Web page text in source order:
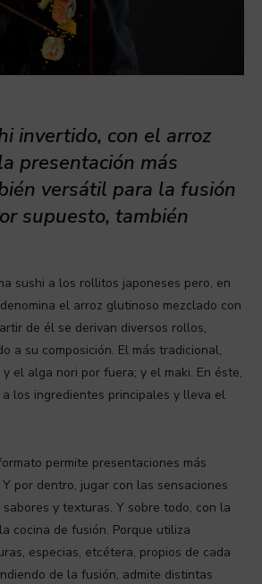
invertido, con el arroz
presentación más
versátil para la fusión
supuesto, también
sushi a los rollitos japoneses pero, en
el arroz glutinoso mezclado con
de él se derivan diversos rollos,
a su composición. El más tradicional,
el alga nori por fuera; y el maki. En éste,
los ingredientes principales y lleva el
permite presentaciones más
por dentro, jugar con las sensaciones
y texturas. Y sobre todo, con la
cocina de fusión. Porque utiliza
especias, etcétera, propios de cada
de la fusión, admite distintas